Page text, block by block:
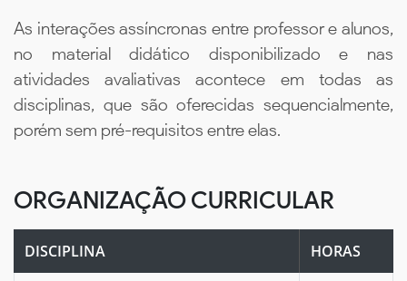
As interações assíncronas entre professor e alunos,
no material didático disponibilizado e nas
atividades avaliativas acontece em todas as
disciplinas, que são oferecidas sequencialmente,
porém sem pré-requisitos entre elas.
ORGANIZAÇÃO CURRICULAR
DISCIPLINA HORAS